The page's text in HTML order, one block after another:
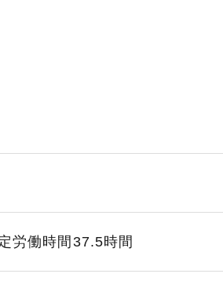
労働時間37.5時間